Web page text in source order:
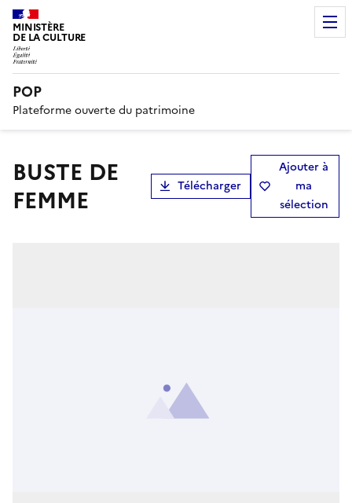
MINISTÈRE
DE LA CULTURE
POP
Plateforme ouverte du patrimoine
BUSTE DE
FEMME
Télécharger
Ajouter à
ma
sélection